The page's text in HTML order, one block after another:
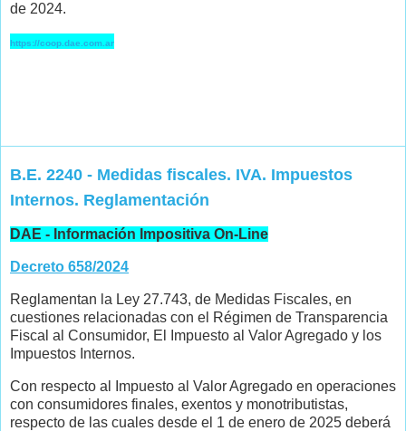
de 2024.
https://coop.dae.com.ar
B.E. 2240 - Medidas fiscales. IVA. Impuestos
Internos. Reglamentación
DAE - Información Impositiva On-Line
Decreto 658/2024
Reglamentan la Ley 27.743, de Medidas Fiscales, en
cuestiones relacionadas con el Régimen de Transparencia
Fiscal al Consumidor, El Impuesto al Valor Agregado y los
Impuestos Internos.
Con respecto al Impuesto al Valor Agregado en operaciones
con consumidores finales, exentos y monotributistas,
respecto de las cuales desde el 1 de enero de 2025 deberá